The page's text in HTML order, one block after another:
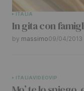
Your Name
ITALIA
In gita con
by massimo09/04/2013
ITALIAVIDEOVIP